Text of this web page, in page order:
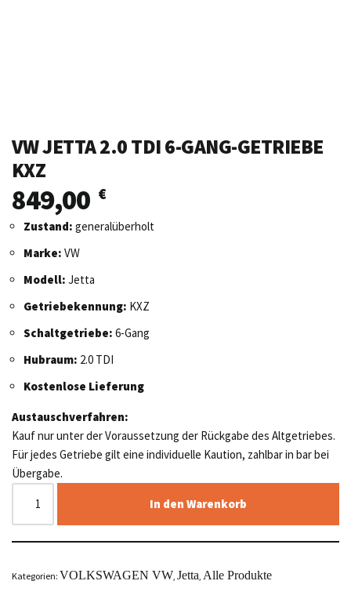
VW JETTA 2.0 TDI 6-GANG-GETRIEBE
KXZ
849,00 €
Zustand: generalüberholt
Marke: VW
Modell: Jetta
Getriebekennung: KXZ
Schaltgetriebe: 6-Gang
Hubraum: 2.0 TDI
Kostenlose Lieferung
Austauschverfahren:
Kauf nur unter der Voraussetzung der Rückgabe des Altgetriebes.
Für jedes Getriebe gilt eine individuelle Kaution, zahlbar in bar bei
Übergabe.
In den Warenkorb
Kategorien: VOLKSWAGEN VW Jetta Alle Produkte